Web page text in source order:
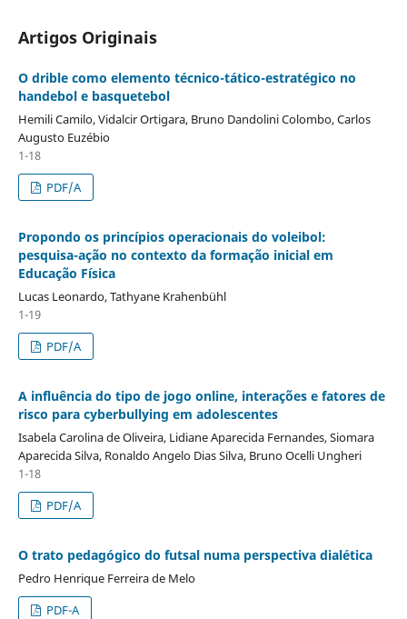
Artigos Originais
O drible como elemento técnico-tático-estratégico no
handebol e basquetebol
Hemili Camilo, Vidalcir Ortigara, Bruno Dandolini Colombo, Carlos
Augusto Euzébio
1-18
PDF/A
Propondo os princípios operacionais do voleibol:
pesquisa-ação no contexto da formação inicial em
Educação Física
Lucas Leonardo, Tathyane Krahenbühl
1-19
PDF/A
A influência do tipo de jogo online, interações e fatores de
risco para cyberbullying em adolescentes
Isabela Carolina de Oliveira, Lidiane Aparecida Fernandes, Siomara
Aparecida Silva, Ronaldo Angelo Dias Silva, Bruno Ocelli Ungheri
1-18
PDF/A
O trato pedagógico do futsal numa perspectiva dialética
Pedro Henrique Ferreira de Melo
PDF-A